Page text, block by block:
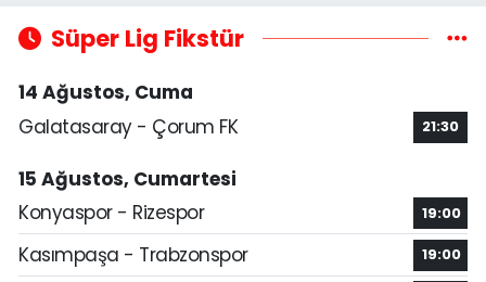
Süper Lig Fikstür
14 Ağustos, Cuma
Galatasaray - Çorum FK
21:30
15 Ağustos, Cumartesi
Konyaspor - Rizespor
19:00
Kasımpaşa - Trabzonspor 19:00